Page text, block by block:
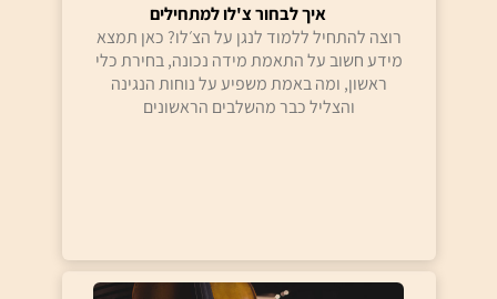
איך לבחור צ'לו למתחילים
רוצה להתחיל ללמוד לנגן על הצ׳לו? כאן תמצא
מידע חשוב על התאמת מידה נכונה, בחירת כלי
ראשון, ומה באמת משפיע על נוחות הנגינה
והצליל כבר מהשלבים הראשונים